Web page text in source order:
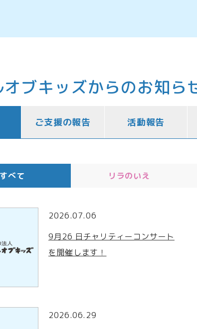
ブキッズからのお知ら
ご支援の報告 活動報告
すべて リラのいえ
2026.07.06
9月26 日チャリティーコンサート
を開催します！
2026.06.29